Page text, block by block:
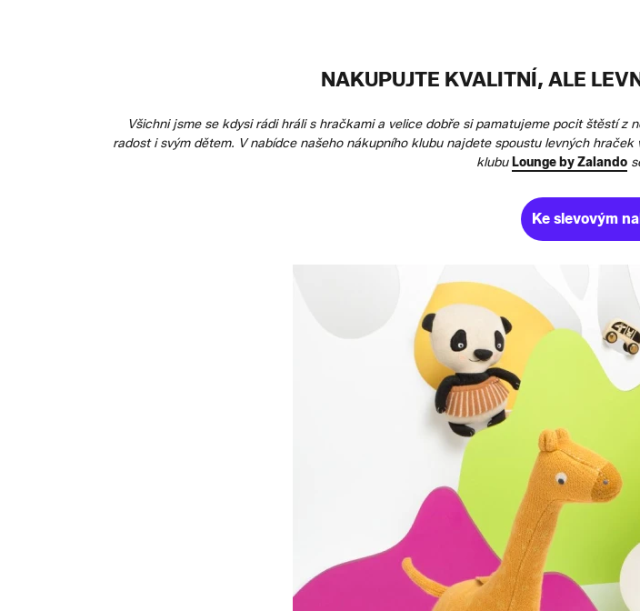
NAKUPUJTE KVALITNÍ, ALE
Všichni jsme se kdysi rádi hráli s hračkami a velice dobře si pamatujeme pocit štěstí
radost i svým dětem. V nabídce našeho nákupního klubu najdete spoustu levných
klubu Lounge by Zalando
Ke slevovým